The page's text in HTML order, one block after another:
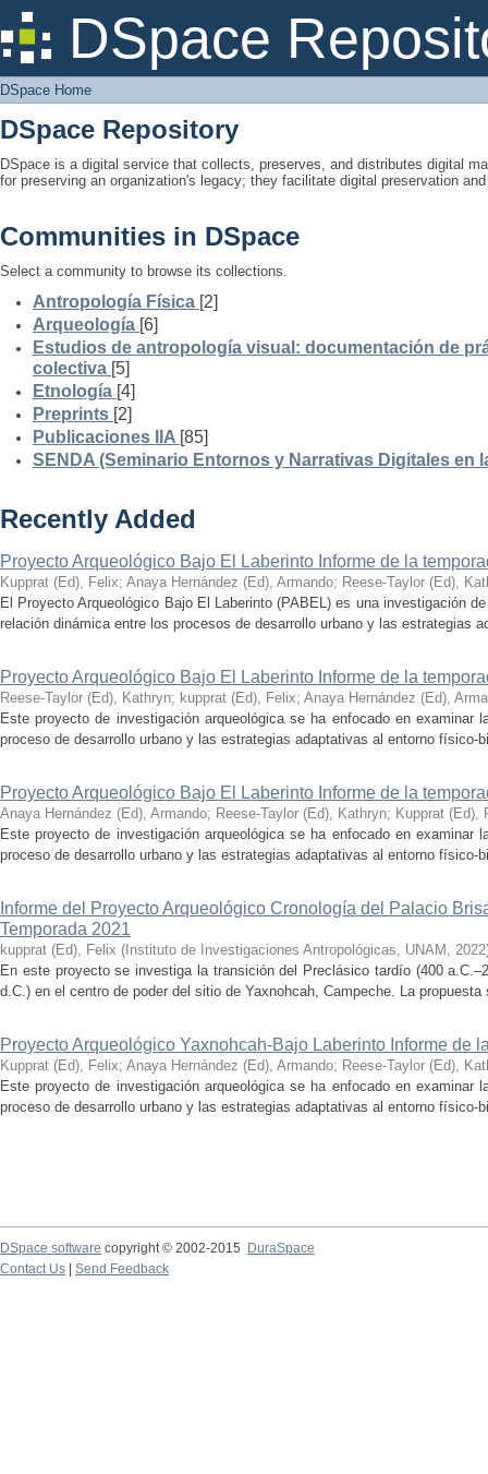
DSpace
DSpace Home
DSpace Home
DSpace Repository
DSpace is a digital service that collects, preserves, and distributes digital
for preserving an organization's legacy; they facilitate digital preservation
Communities in DSpace
Select a community to browse its collections.
Antropología Física [2]
Arqueología [6]
Estudios de antropología visual: documentación de
colectiva [5]
Etnología [4]
Preprints [2]
Publicaciones IIA [85]
SENDA (Seminario Entornos y Narrativas Digitales en
Recently Added
Proyecto Arqueológico Bajo El Laberinto Informe de la
Kupprat (Ed), Felix; Anaya Hernández (Ed), Armando; Reese-Taylor (Ed),
El Proyecto Arqueológico Bajo El Laberinto (PABEL) es una investigación
relación dinámica entre los procesos de desarrollo urbano y las estrategias
Proyecto Arqueológico Bajo El Laberinto Informe de la
Reese-Taylor (Ed), Kathryn; kupprat (Ed), Felix; Anaya Hernández (Ed),
Este proyecto de investigación arqueológica se ha enfocado en examinar
proceso de desarrollo urbano y las estrategias adaptativas al entorno físico-
Proyecto Arqueológico Bajo El Laberinto Informe de la
Anaya Hernández (Ed), Armando; Reese-Taylor (Ed), Kathryn; Kupprat (Ed),
Este proyecto de investigación arqueológica se ha enfocado en examinar
proceso de desarrollo urbano y las estrategias adaptativas al entorno físico-
Informe del Proyecto Arqueológico Cronología del Palacio
Temporada 2021
kupprat (Ed), Felix ( Instituto de Investigaciones Antropológicas, UNAM , 2022
En este proyecto se investiga la transición del Preclásico tardío (400
d.C.) en el centro de poder del sitio de Yaxnohcah, Campeche. La
Proyecto Arqueológico Yaxnohcah-Bajo Laberinto Informe de
Kupprat (Ed), Felix; Anaya Hernández (Ed), Armando; Reese-Taylor (Ed),
Este proyecto de investigación arqueológica se ha enfocado en examinar
proceso de desarrollo urbano y las estrategias adaptativas al entorno físico-
DSpace software copyright © 2002-2015
DuraSpace
Contact Us
Send Feedback